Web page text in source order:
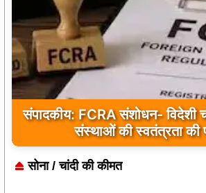
संपादकीय: FCRA संशोधन- विदेशी
संस्थाओं की स्वतंत्रता की
सोना / चांदी की कीमत